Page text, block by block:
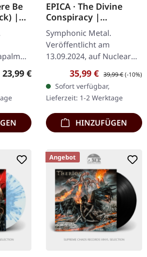
Be
|
LP-
Regulärer Preis:
23,99 €
EPICA · The Divine
Conspiracy |
TRANSPARENT
MAGENTA/BLACK
MARBLED 2LP
Symphonic Metal.
Veröffentlicht am
13.09.2024, auf Nuclear
Blast Records.
Transparent magenta-
schwarzes Doppel-Vinyl
im Gatefold-Cover. "The
Divine…
Verkaufspreis:
35,99 € Regulärer Preis:
39,99 €(-10%)
Sofort verfügbar,
Lieferzeit: 1-2 Werktage
HINZUFÜGEN
Angebot